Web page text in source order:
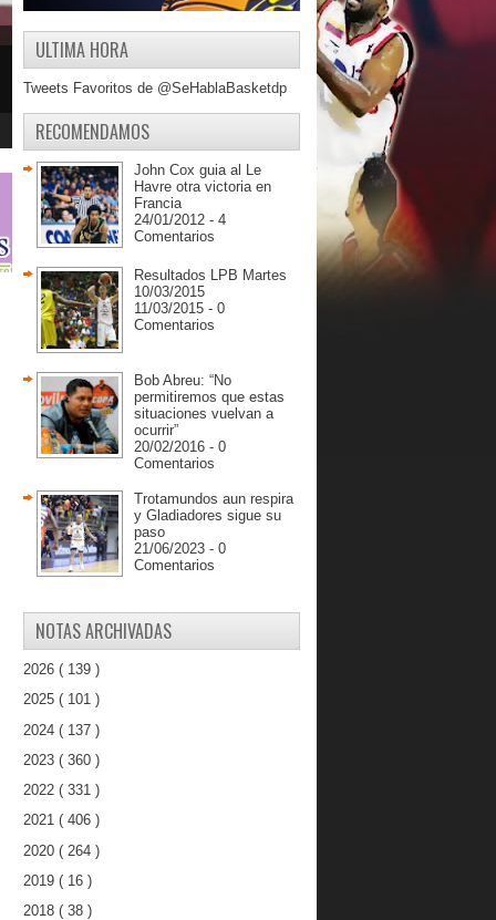
ULTIMA HORA
Tweets Favoritos de @SeHablaBasketdp
RECOMENDAMOS
John Cox guia al Le
Havre otra victoria en
Francia
24/01/2012 - 4
Comentarios
Resultados LPB Martes
10/03/2015
11/03/2015 - 0
Comentarios
Bob Abreu: “No
permitiremos que estas
situaciones vuelvan a
ocurrir”
20/02/2016 - 0
Comentarios
Trotamundos aun respira
y Gladiadores sigue su
paso
21/06/2023 - 0
Comentarios
NOTAS ARCHIVADAS
2026 ( 139 )
2025 ( 101 )
2024 ( 137 )
2023 ( 360 )
2022 ( 331 )
2021 ( 406 )
2020 ( 264 )
2019 ( 16 )
2018 ( 38 )